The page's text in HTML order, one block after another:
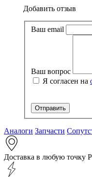
Добавить отзыв
Ваш email
Ваш вопрос
Я согласен на
Аналоги Запчасти
Доставка в любую точку